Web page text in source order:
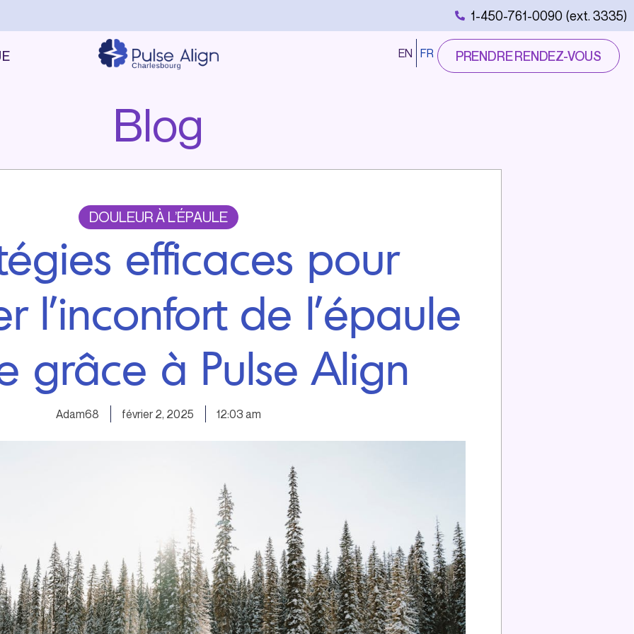
1-450-761-0090 (ext. 3335)
EN FR PRENDRE RENDEZ-VOUS
Blog
DOULEUR À L’ÉPAULE
efficaces pour
l’inconfort de l’épaule
grâce à Pulse Align
Adam68 février 2, 2025 12:03 am